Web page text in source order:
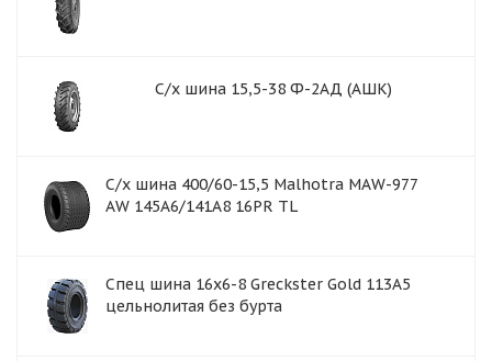
С/х шина 15,5-38 Ф-2АД (АШК)
С/х шина 400/60-15,5 Malhotra MAW-977
AW 145A6/141A8 16PR TL
Спец шина 16x6-8 Greckster Gold 113A5
цельнолитая без бурта